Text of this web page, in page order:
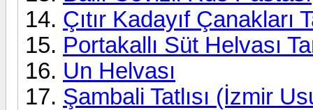
Çıtır Kadayıf Çanakları
Portakallı Süt Helvası
Un Helvası
Şambali Tatlısı (İzmir